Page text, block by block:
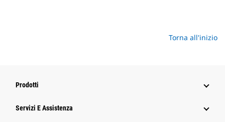
Torna all'inizio
Prodotti
Servizi E Assistenza